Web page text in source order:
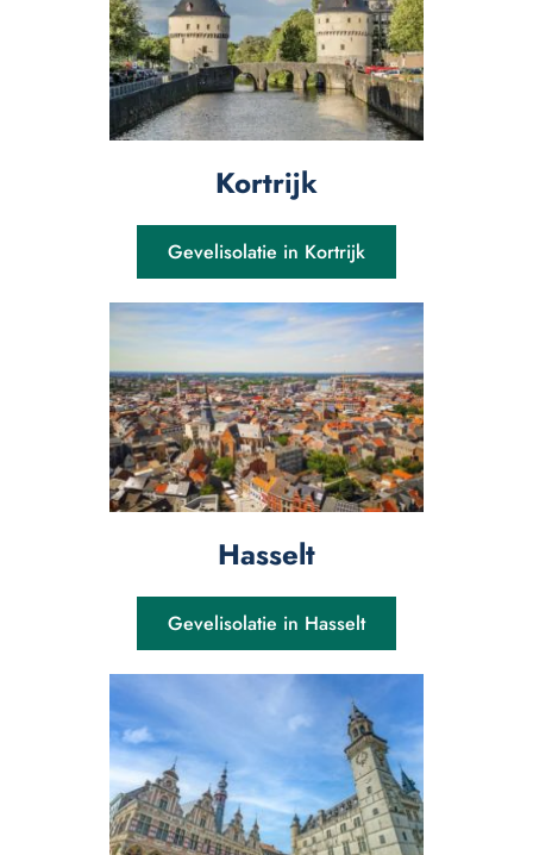
Kortrijk
Gevelisolatie in Kortrijk
Hasselt
Gevelisolatie in Hasselt